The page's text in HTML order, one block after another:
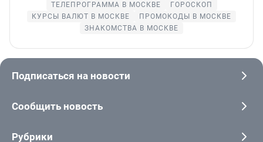
ТЕЛЕПРОГРАММА В МОСКВЕ
ГОРОСКОП
КУРСЫ ВАЛЮТ В МОСКВЕ
ПРОМОКОДЫ В МОСКВЕ
ЗНАКОМСТВА В МОСКВЕ
Подписаться на новости
Сообщить новость
Рубрики